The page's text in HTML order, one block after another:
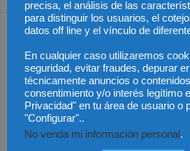
Dejar una respuesta
precisa, el análisis de las
para distinguir los usuarios, el
datos off line y el vínculo de
En cualquier caso utilizaremos
seguridad, evitar fraudes, depurar
técnicamente anuncios o
consentimiento y/o interés legítimo
Privacidad" en tu área de usuario o
"Configurar"..
No venda mi información personal.